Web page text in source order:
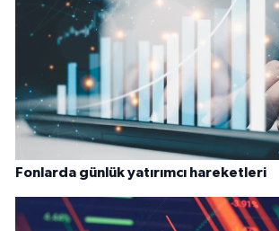
Fonlarda günlük yatırımcı hareketleri